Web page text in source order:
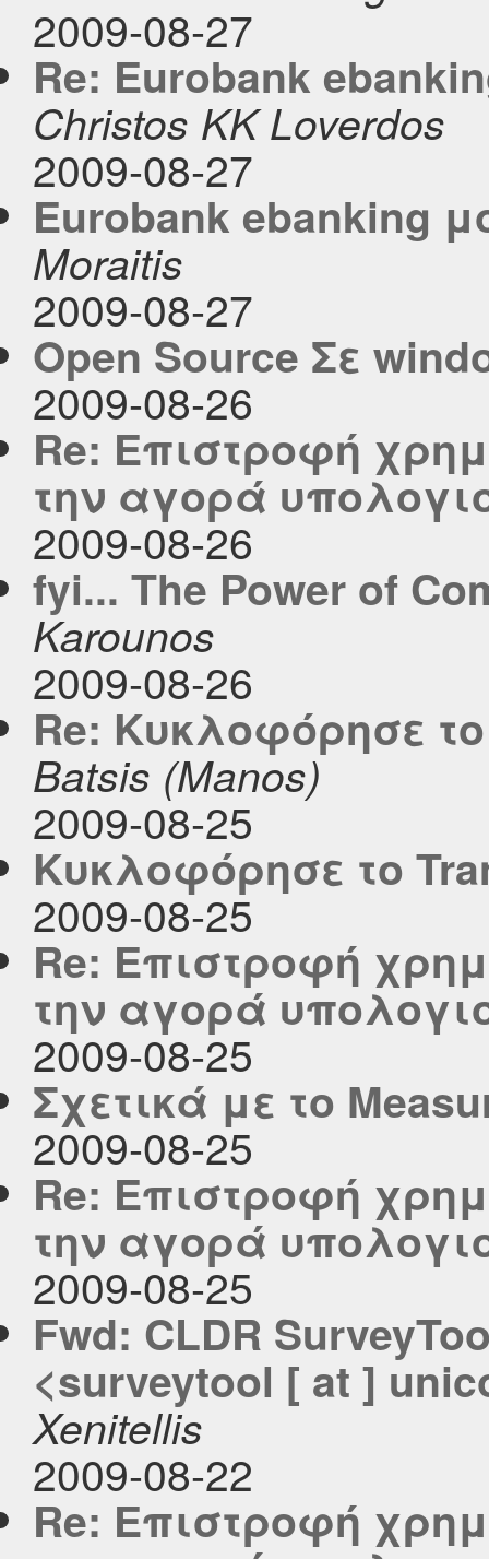
2009-08-27
Re: Eurobank
Christos KK Loverdos
2009-08-27
Eurobank ebanking
Moraitis
2009-08-27
Open Source Σε
2009-08-26
Re: Επιστροφή
την αγορά
2009-08-26
fyi... The Power of
Karounos
2009-08-26
Re: Κυκλοφόρησε
Batsis (Manos)
2009-08-25
Κυκλοφόρησε το
2009-08-25
Re: Επιστροφή
την αγορά
2009-08-25
Σχετικά με το
2009-08-25
Re: Επιστροφή
την αγορά
2009-08-25
Fwd: CLDR
<surveytool [ at ]
Xenitellis
2009-08-22
Re: Επιστροφή